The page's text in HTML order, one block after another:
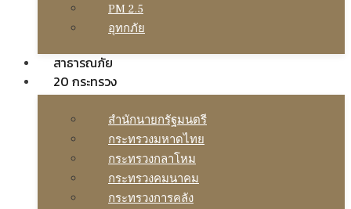
PM 2.5
อุทกภัย
สาธารณภัย
20 กระทรวง
สํานักนายกรัฐมนตรี
กระทรวงมหาดไทย
กระทรวงกลาโหม
กระทรวงคมนาคม
กระทรวงการคลัง